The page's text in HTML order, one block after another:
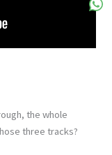
the whole
three tracks?